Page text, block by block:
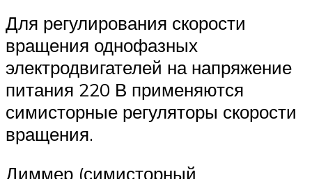
Для регулирования скорости
вращения однофазных
электродвигателей на напряжение
питания 220 В применяются
симисторные регуляторы скорости
вращения.
Диммер (симисторный